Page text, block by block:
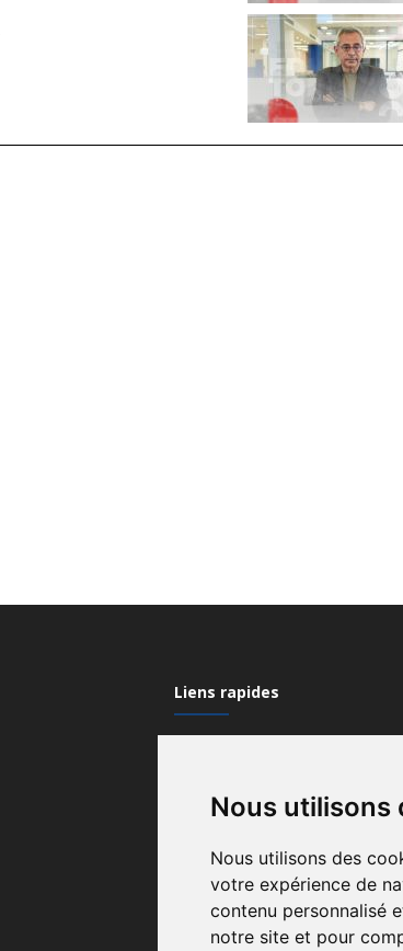
Nous utilisons
Nous utilisons des
votre expérience de
contenu personnalisé
notre site et pour
Liens rapides
Contactez-nous
Recrutement
Gérez vos cookies